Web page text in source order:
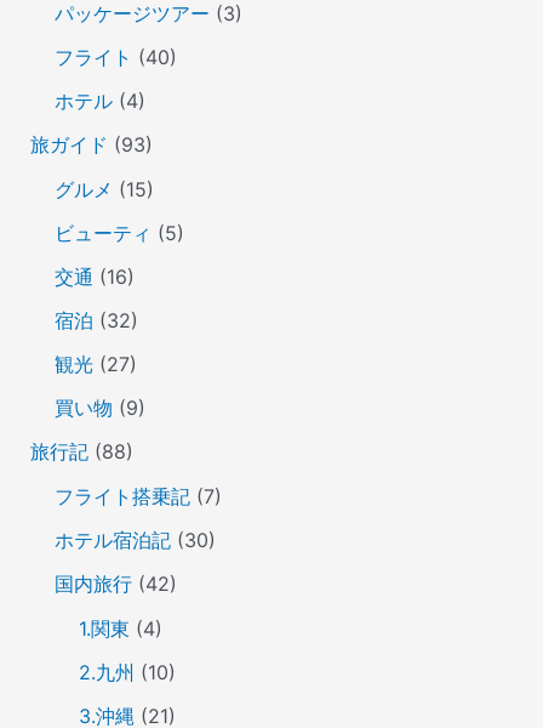
パッケージツアー (3)
フライト (40)
ホテル(4)
旅ガイド (93)
グルメ (15)
ビューティ (5)
交通 (16)
宿泊 (32)
観光(27)
買い物 (9)
旅行記(88)
フライト搭乗記(7)
ホテル宿泊記(30)
国内旅行(42)
1.関東 (4)
2.九州 (10)
3.沖縄(21)